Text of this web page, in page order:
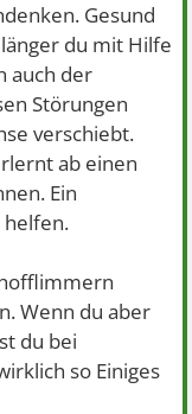
Gesund
du mit Hilfe
auch der
Störungen
verschiebt.
ab einen
Ein
helfen.
Wenn du aber
du bei
so Einiges